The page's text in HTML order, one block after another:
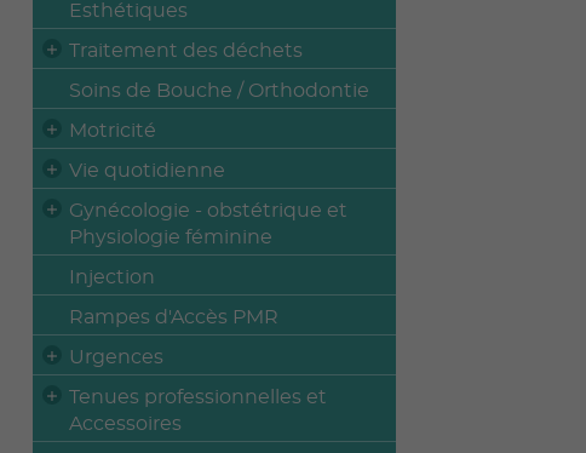
Esthétiques
Traitement des déchets
Soins de Bouche / Orthodontie
Motricité
Vie quotidienne
Gynécologie - obstétrique et
Physiologie féminine
Injection
Rampes d'Accès PMR
Urgences
Tenues professionnelles et
Accessoires